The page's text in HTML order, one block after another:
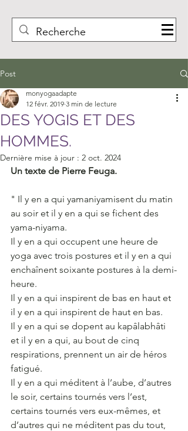
Post
DES YOGIS ET DES
HOMMES.
monyogaadapte
12 févr. 2019 3 min de lecture
Dernière mise à jour : 2 oct. 2024
Un texte de Pierre Feuga.
" Il y en a qui yamaniyamisent du matin
au soir et il y en a qui se fichent des
yama-niyama.
Il y en a qui occupent une heure de
yoga avec trois postures et il y en a qui
enchaînent soixante postures à la demi-
heure.
Il y en a qui inspirent de bas en haut et
il y en a qui inspirent de haut en bas.
Il y en a qui se dopent au kapâlabhâti
et il y en a qui, au bout de cinq
respirations, prennent un air de héros
fatigué.
Il y en a qui méditent à l’aube, d’autres
le soir, certains tournés vers l’est,
certains tournés vers eux-mêmes, et
d’autres qui ne méditent pas du tout,